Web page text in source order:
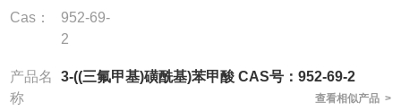
Cas：
952-69-
2
产品名
称
3-((三氟甲基)磺酰基)苯甲酸 CAS号：952-69-2
查看相似产品 >